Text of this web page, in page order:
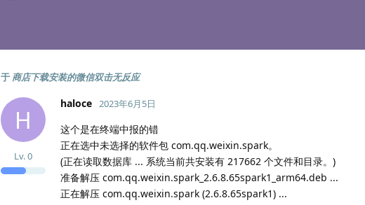
于 商店下载安装的微信双击无反应
H
haloce
Lv.0
2023年6月5日
这个是在终端中报的错
正在选中未选择的软件包 com.qq.weixin.spark。
(正在读取数据库 ... 系统当前共安装有 217662 个文件和目录。)
准备解压 com.qq.weixin.spark_2.6.8.65spark1_arm64.deb ...
正在解压 com.qq.weixin.spark (2.6.8.65spark1) ...